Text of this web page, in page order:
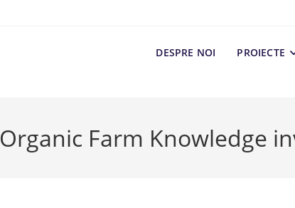
DESPRE NOI PROIECTE
Organic Farm Knowledge